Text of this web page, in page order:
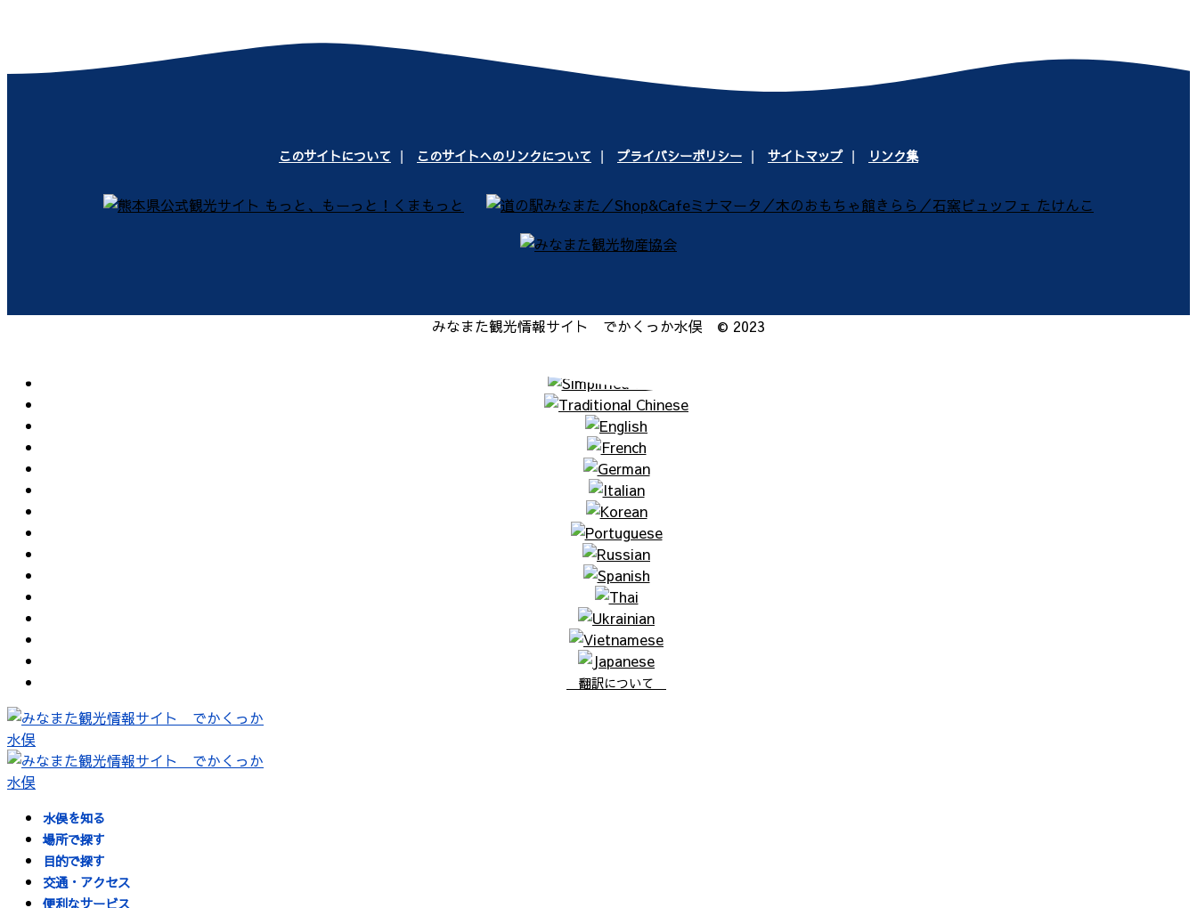
このサイトについて このサイトへのリンクについて プライバシーポリシー サイトマップ リンク集
みなまた観光情報サイト でかくっか水俣 © 2023
翻訳について
水俣を知る
場所で探す
目的で探す
交通・アクセス
便利なサービス